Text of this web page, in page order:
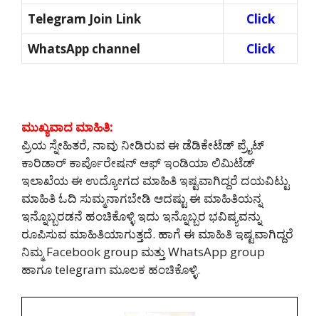
Telegram Join Link
Click
WhatsApp channel
Click
ಮುಖ್ಯವಾದ ಮಾಹಿತಿ:
ಪ್ರಿಯ ಸ್ನೇಹಿತರೆ, ನಾವು ನೀಡಿರುವ ಈ ಡೆಡಿಕೇಟೆಡ್ ಪ್ರೈಟ್
ಕಾರಿಡಾರ್ ಕಾರ್ಪೊರೇಷನ್ ಆಫ್ ಇಂಡಿಯಾ ಲಿಮಿಟೆಡ್
ಇಲಾಖೆಯ ಈ ಉದ್ಯೋಗದ ಮಾಹಿತಿ ಇಷ್ಟವಾಗಿದ್ದರೆ ದಯವಿಟ್ಟು
ಮಾಹಿತಿ ಓದಿ ಸುಮ್ಮನಾಗಬೇಡಿ ಆದಷ್ಟು ಈ ಮಾಹಿತಿಯನ್ನ
ಇನ್ನೊಬ್ಬರಡನೆ ಹಂಚಿಕೊಳ್ಳಿ ಇದು ಇನ್ನೊಬ್ಬರ ಭವಿಷ್ಯವನ್ನು
ರೂಪಿಸುವ ಮಾಹಿತಿಯಾಗುತ್ತದೆ. ಹಾಗೆ ಈ ಮಾಹಿತಿ ಇಷ್ಟವಾಗಿದ್ದರೆ
ನಿಮ್ಮ Facebook group ಮತ್ತು WhatsApp group
ಹಾಗೂ telegram ಮೂಲಕ ಹಂಚಿಕೊಳ್ಳಿ.